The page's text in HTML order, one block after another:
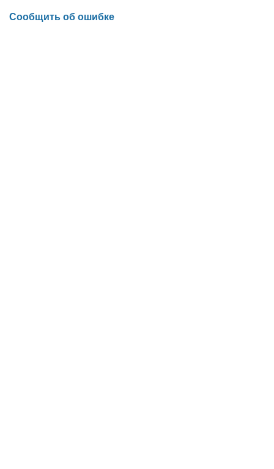
Сообщить об ошибке